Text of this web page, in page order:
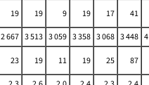
19 19 9 19 17 41
2 667 3 513 3 059 3 358 3 068 3 448
23 19 11 19 25 87